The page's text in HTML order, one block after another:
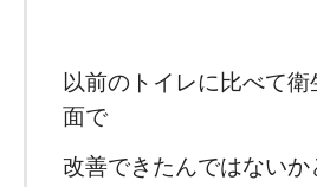
以前のトイレに比べて
面で
改善できたんではないか